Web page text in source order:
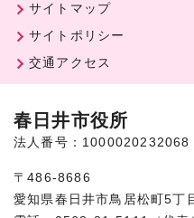
サイトマップ
サイトポリシー
交通アクセス
春日井市役所
法人番号：1000020232068
〒486-8686
愛知県春日井市鳥居松町5丁